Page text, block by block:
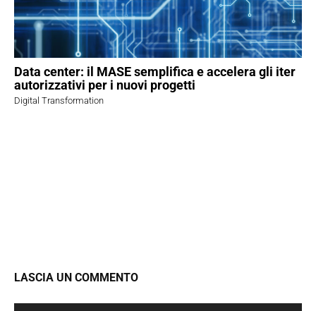
Data center: il MASE semplifica e accelera gli iter
autorizzativi per i nuovi progetti
Digital Transformation
LASCIA UN COMMENTO